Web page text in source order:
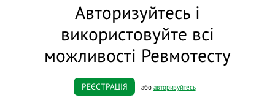
Авторизуйтесь і
використовуйте всі
можливості Ревмотесту
РЕЄСТРАЦІЯ або авторизуйтесь